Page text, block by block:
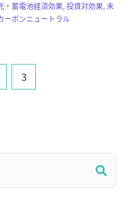
・蓄電池経済効果, 投資対効果, 未
ーボンニュートラル
3